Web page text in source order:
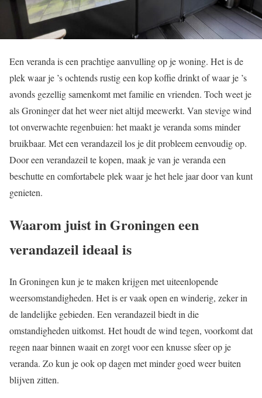
Een veranda is een prachtige aanvulling op je woning. Het is de
plek waar je ’s ochtends rustig een kop koffie drinkt of waar je ’s
avonds gezellig samenkomt met familie en vrienden. Toch weet je
als Groninger dat het weer niet altijd meewerkt. Van stevige wind
tot onverwachte regenbuien: het maakt je veranda soms minder
bruikbaar. Met een verandazeil los je dit probleem eenvoudig op.
Door een verandazeil te kopen, maak je van je veranda een
beschutte en comfortabele plek waar je het hele jaar door van kunt
genieten.
Waarom juist in Groningen een
verandazeil ideaal is
In Groningen kun je te maken krijgen met uiteenlopende
weersomstandigheden. Het is er vaak open en winderig, zeker in
de landelijke gebieden. Een verandazeil biedt in die
omstandigheden uitkomst. Het houdt de wind tegen, voorkomt dat
regen naar binnen waait en zorgt voor een knusse sfeer op je
veranda. Zo kun je ook op dagen met minder goed weer buiten
blijven zitten.